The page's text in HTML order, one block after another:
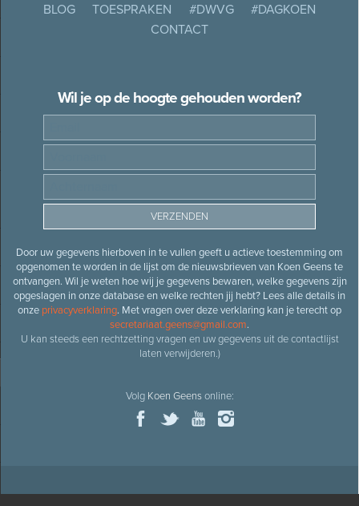
BLOG
TOESPRAKEN #DWVG
#DAGKOEN
CONTACT
Wil je op de hoogte gehouden worden?
Door uw gegevens hierboven in te vullen geeft u actieve toestemming om
opgenomen te worden in de lijst om de nieuwsbrieven van Koen Geens te
ontvangen. Wil je weten hoe wij je gegevens bewaren, welke gegevens zijn
opgeslagen in onze database en welke rechten jij hebt? Lees alle details in
onze privacyverklaring. Met vragen over deze verklaring kan je terecht op
secretariaat.geens@gmail.com.
U kan steeds een rechtzetting vragen en uw gegevens uit de contactlijst
laten verwijderen.)
Volg Koen Geensonline: